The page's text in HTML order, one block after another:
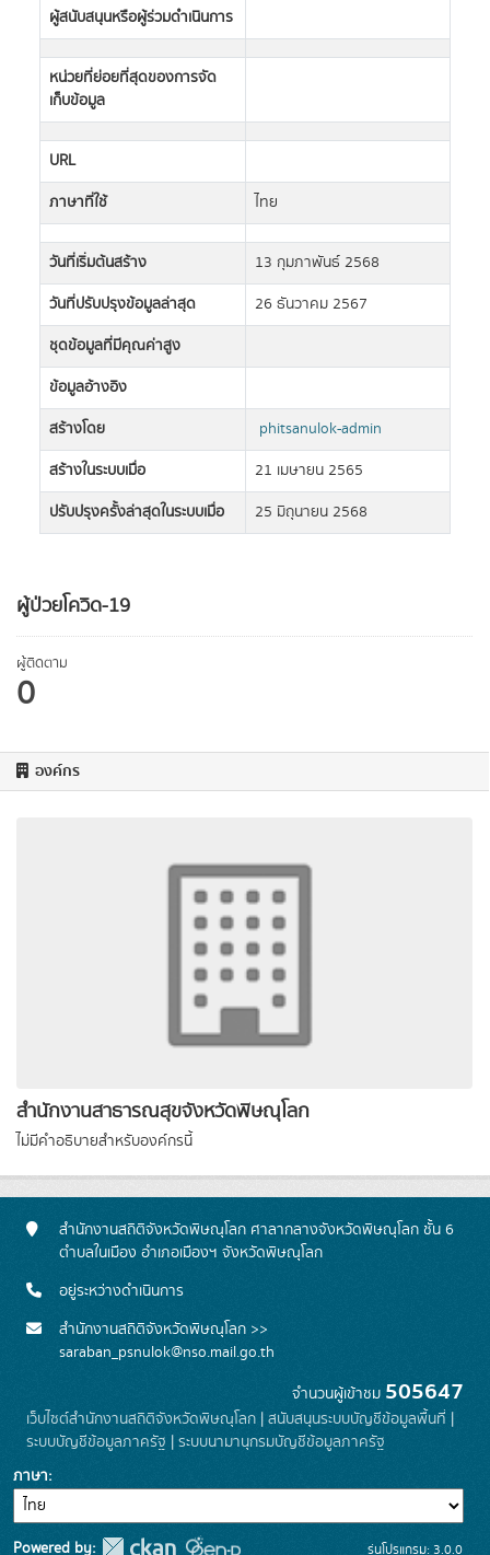
ผู้ป่วยโควิด-19
ผู้ติดตาม
0
องค์กร
สำนักงานสาธารณสุขจังหวัดพิษณุโลก
ไม่มีคำอธิบายสำหรับองค์กรนี้
ผู้สนับสนุนหรือผู้ร่วมดำเนินการ
หน่วยที่ย่อยที่สุดของการจัด
เก็บข้อมูล
URL
ภาษาที่ใช้
ไทย
วันที่เริ่มต้นสร้าง
13 กุมภาพันธ์ 2568
วันที่ปรับปรุงข้อมูลล่าสุด
26 ธันวาคม 2567
ชุดข้อมูลที่มีคุณค่าสูง
ข้อมูลอ้างอิง
สร้างโดย
phitsanulok-admin
สร้างในระบบเมื่อ
21 เมษายน 2565
ปรับปรุงครั้งล่าสุดในระบบเมื่อ
25 มิถุนายน 2568
สำนักงานสถิติจังหวัดพิษณุโลก ศาลากลางจังหวัดพิษณุโลก ชั้น 6
ตำบลในเมือง อำเภอเมืองฯ จังหวัดพิษณุโลก
อยู่ระหว่างดำเนินการ
สำนักงานสถิติจังหวัดพิษณุโลก >>
saraban_psnulok@nso.mail.go.th
จำนวนผู้เข้าชม 505647
เว็บไซต์สำนักงานสถิติจังหวัดพิษณุโลก | สนับสนุนระบบบัญชีข้อมูลพื้นที่ |
ระบบบัญชีข้อมูลภาครัฐ | ระบบนามานุกรมบัญชีข้อมูลภาครัฐ
ภาษา
Powered by: รุ่นโปรแกรม: 3.0.0